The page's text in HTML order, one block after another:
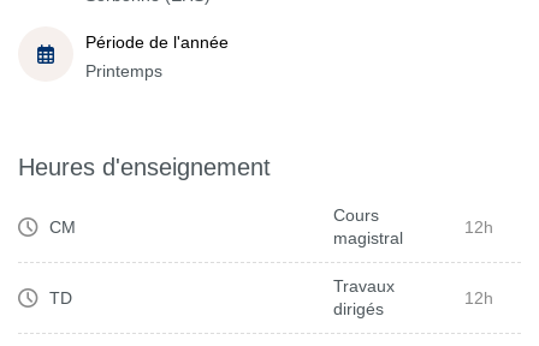
Période de l'année
Printemps
Heures d'enseignement
CM
Cours
magistral
12h
TD
Travaux
dirigés
12h